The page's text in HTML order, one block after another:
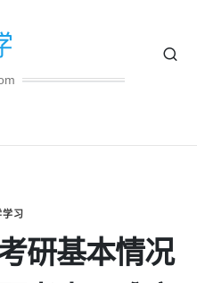
学习
研基本情况